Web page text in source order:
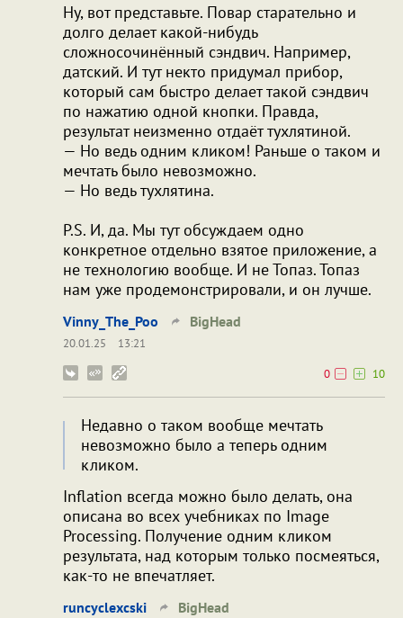
Ну, вот представьте. Повар старательно и
долго делает какой-нибудь
сложносочинённый сэндвич. Например,
датский. И тут некто придумал прибор,
который сам быстро делает такой сэндвич
по нажатию одной кнопки. Правда,
результат неизменно отдаёт тухлятиной.
— Но ведь одним кликом! Раньше о таком и
мечтать было невозможно.
— Но ведь тухлятина.
P.S. И, да. Мы тут обсуждаем одно
конкретное отдельно взятое приложение, а
не технологию вообще. И не Топаз. Топаз
нам уже продемонстрировали, и он лучше.
Vinny_The_Poo BigHead
20.01.25
13:21
0
10
Недавно о таком вообще мечтать
невозможно было а теперь одним
кликом.
Inflation всегда можно было делать, она
описана во всех учебниках пo Image
Processing. Получение одним кликом
результата, над которым только посмеяться,
как-то не впечатляет.
runcyclexcski BigHead